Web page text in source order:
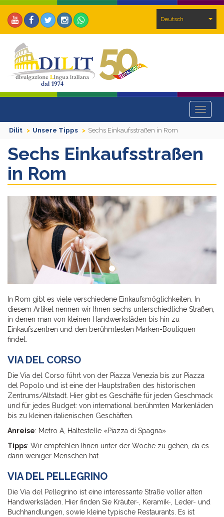
Deutsch
Toggle
Dilit
Unsere Tipps Sechs Einkaufsstraßen in Rom
Sechs Einkaufsstraßen
in Rom
In Rom gibt es viele verschiedene Einkaufsmöglichkeiten. In
diesem Artikel nennen wir Ihnen sechs unterschiedliche Straßen,
in denen man von kleinen Handwerksläden bis hin zu
Einkaufszentren und den berühmtesten Marken-Boutiquen
findet.
VIA DEL CORSO
Die Via del Corso führt von der Piazza Venezia bis zur Piazza
del Popolo und ist eine der Hauptstraßen des historischen
Zentrums/Altstadt. Hier gibt es Geschäfte für jeden Geschmack
und für jedes Budget: von international berühmten Markenläden
bis zu kleinen italienischen Geschäften.
Anreise: Metro A, Haltestelle «Piazza di Spagna»
Tipps: Wir empfehlen Ihnen unter der Woche zu gehen, da es
dann weniger Menschen hat.
VIA DEL PELLEGRINO
Die Via del Pellegrino ist eine interessante Straße voller alten
Handwerksläden. Hier finden Sie Kräuter-, Keramik-, Leder- und
Buchhandlungen, sowie kleine typische Restaurants. Es ist